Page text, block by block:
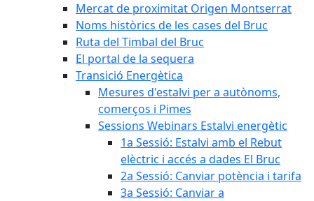
Mercat de proximitat Origen Montserrat
Noms històrics de les cases del Bruc
Ruta del Timbal del Bruc
El portal de la sequera
Transició Energètica
Mesures d'estalvi per a autònoms,
comerços i Pimes
Sessions Webinars Estalvi energètic
1a Sessió: Estalvi amb el Rebut
elèctric i accés a dades El Bruc
2a Sessió: Canviar potència i tarifa
3a Sessió: Canviar a